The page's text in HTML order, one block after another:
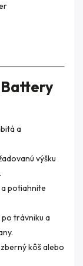
a
výšku
potiahnite
trávniku a
kôš alebo